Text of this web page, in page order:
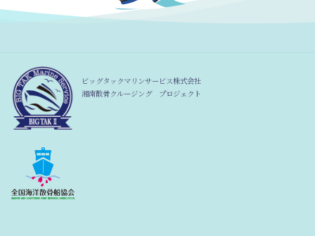
ビッグタックマリンサービス株式会社
湘南散骨クルージング プロジェクト